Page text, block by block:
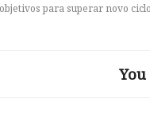
para superar novo